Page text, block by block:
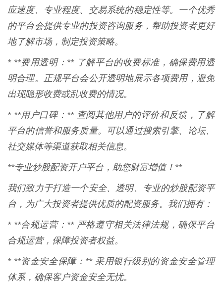
应速度、专业程度、交易系统的稳定性等。一个优秀
的平台会提供专业的投资咨询服务，帮助投资者更好
地了解市场，制定投资策略。
* **费用透明：** 了解平台的收费标准，确保费用透
明合理。正规平台会公开透明地展示各项费用，避免
出现隐形收费或乱收费的情况。
* **用户口碑：** 查阅其他用户的评价和反馈，了解
平台的信誉和服务质量。可以通过搜索引擎、论坛、
社交媒体等渠道获取相关信息。
**专业炒股配资开户平台，助您财富增值！**
我们致力于打造一个安全、透明、专业的炒股配资平
台，为广大投资者提供优质的配资服务。我们拥有：
* **合规运营：** 严格遵守相关法律法规，确保平台
合规运营，保障投资者权益。
* **资金安全保障：** 采用银行级别的资金安全管理
体系，确保客户资金安全无忧。